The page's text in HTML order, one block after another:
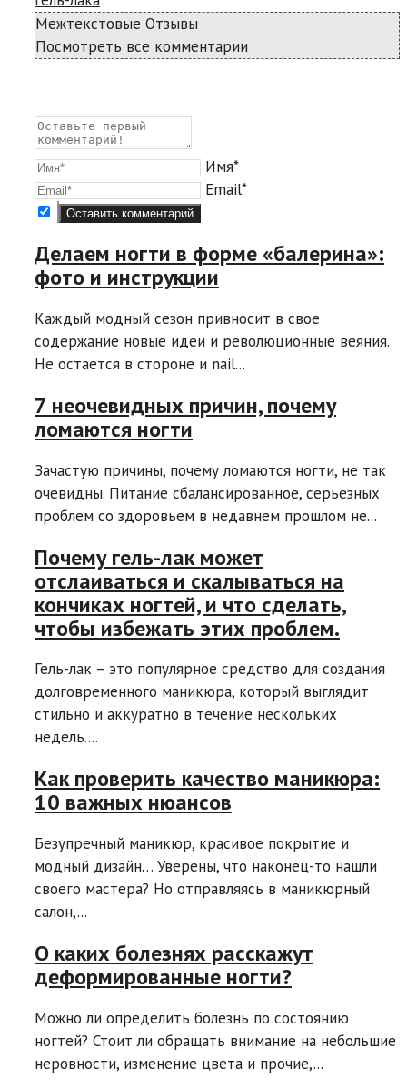
Межтекстовые Отзывы
Посмотреть все комментарии
Имя*
Email*
Делаем ногти в форме «балерина»:
фото и инструкции
Каждый модный сезон привносит в свое
содержание новые идеи и революционные веяния.
Не остается в стороне и nail...
7 неочевидных причин, почему
ломаются ногти
Зачастую причины, почему ломаются ногти, не так
очевидны. Питание сбалансированное, серьезных
проблем со здоровьем в недавнем прошлом не...
Почему гель-лак может
отслаиваться и скалываться на
кончиках ногтей, и что сделать,
чтобы избежать этих проблем.
Гель-лак – это популярное средство для создания
долговременного маникюра, который выглядит
стильно и аккуратно в течение нескольких
недель....
Как проверить качество маникюра:
10 важных нюансов
Безупречный маникюр, красивое покрытие и
модный дизайн… Уверены, что наконец-то нашли
своего мастера? Но отправляясь в маникюрный
салон,...
О каких болезнях расскажут
деформированные ногти?
Можно ли определить болезнь по состоянию
ногтей? Стоит ли обращать внимание на небольшие
неровности, изменение цвета и прочие,...